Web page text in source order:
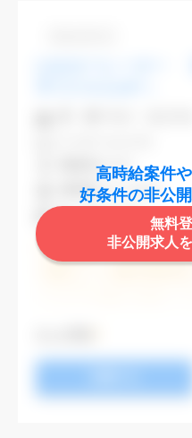
高時給案件
好条件の非公
無料
非公開求人
土日祝休み (土
勤務地渋谷区
最寄駅渋谷,表参道